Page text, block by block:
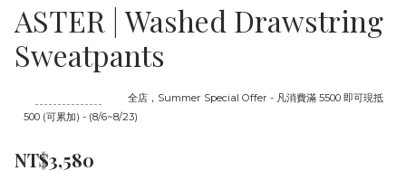
ASTER | Washed Drawstring
Sweatpants
全店，Summer Special Offer - 凡消費滿 5500 即可現抵
500 (可累加) - (8/6~8/23)
NT$3,580